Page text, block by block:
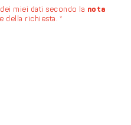
miei dati secondo la nota
della richiesta. *